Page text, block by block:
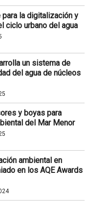
la digitalización y
ciclo urbano del agua
un sistema de
del agua de núcleos
y boyas para
del Mar Menor
ambiental en
en los AQE Awards